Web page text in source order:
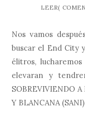
LEER(
Nos vamos
buscar el End City
élitros,
elevaran y
SOBREVIVIENDO
Y BLANCANA (SANI)